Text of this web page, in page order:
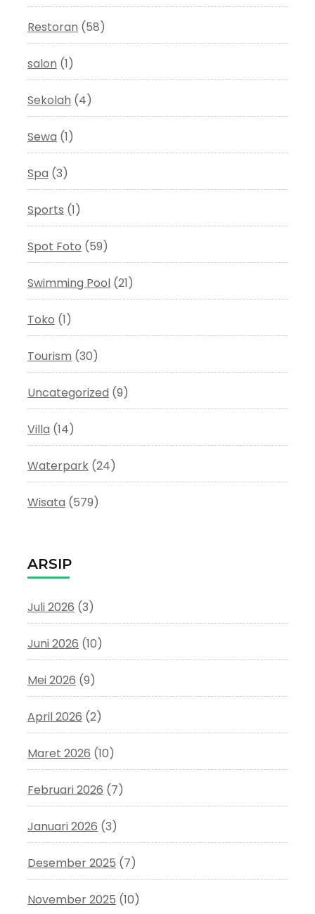
Restoran (58)
salon (1)
Sekolah (4)
Sewa (1)
Spa (3)
Sports (1)
Spot Foto (59)
Swimming Pool (21)
Toko (1)
Tourism (30)
Uncategorized (9)
Villa (14)
Waterpark (24)
Wisata (579)
ARSIP
Juli 2026 (3)
Juni 2026 (10)
Mei 2026 (9)
April 2026 (2)
Maret 2026 (10)
Februari 2026 (7)
Januari 2026 (3)
Desember 2025 (7)
November 2025 (10)